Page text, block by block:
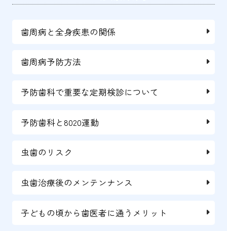
歯周病と全身疾患の関係
歯周病予防方法
予防歯科で重要な定期検診について
予防歯科と8020運動
虫歯のリスク
虫歯治療後のメンテンナンス
子どもの頃から歯医者に通うメリット